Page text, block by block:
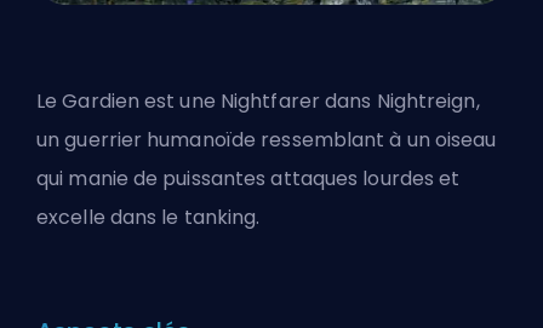
Le Gardien est une Nightfarer dans Nightreign,
un guerrier humanoïde ressemblant à un oiseau
qui manie de puissantes attaques lourdes et
excelle dans le tanking.